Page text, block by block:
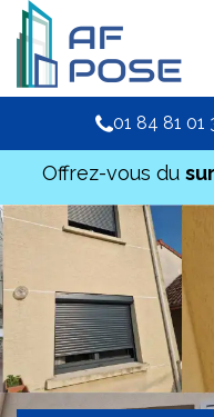
01 84 81 01
Offrez-vous du